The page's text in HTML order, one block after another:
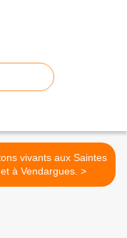
vivants aux Saintes
et à Vendargues. >